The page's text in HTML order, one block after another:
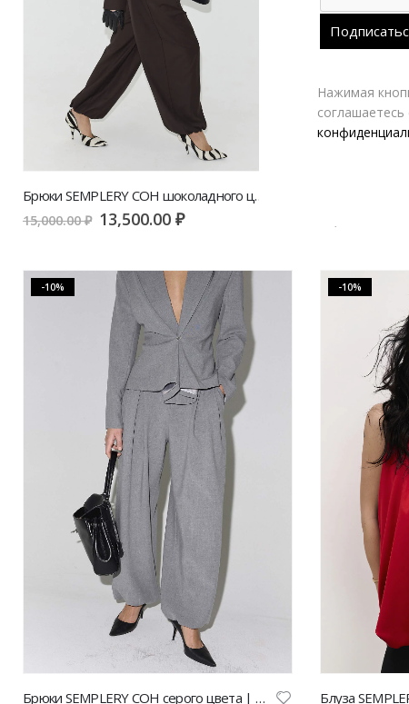
Брюки SEMPLERY СОН шоколадного цвета | VERESK studio
15,000.00₽ 13,500.00₽
-10%
Брюки SEMPLERY СОН серого цвета | VERESK studio
-10%
Нажимая
соглашаетесь